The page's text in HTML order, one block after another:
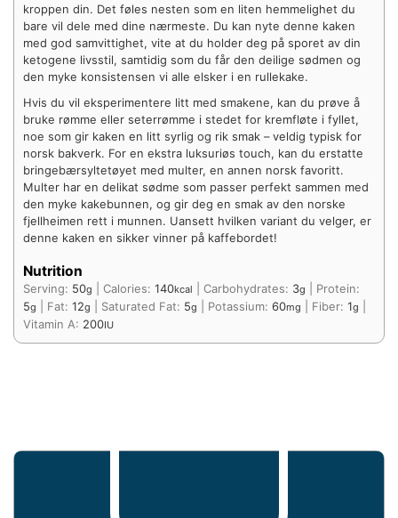
kroppen din. Det føles nesten som en liten hemmelighet du
bare vil dele med dine nærmeste. Du kan nyte denne kaken
med god samvittighet, vite at du holder deg på sporet av din
ketogene livsstil, samtidig som du får den deilige sødmen og
den myke konsistensen vi alle elsker i en rullekake.
Hvis du vil eksperimentere litt med smakene, kan du prøve å
bruke rømme eller seterrømme i stedet for kremfløte i fyllet,
noe som gir kaken en litt syrlig og rik smak – veldig typisk for
norsk bakverk. For en ekstra luksuriøs touch, kan du erstatte
bringebærsyltetøyet med multer, en annen norsk favoritt.
Multer har en delikat sødme som passer perfekt sammen med
den myke kakebunnen, og gir deg en smak av den norske
fjellheimen rett i munnen. Uansett hvilken variant du velger, er
denne kaken en sikker vinner på kaffebordet!
Nutrition
Serving: 50g Calories: 140kcal Carbohydrates: 3g
Protein:
5g Fat: 12g Saturated Fat: 5g Potassium: 60mg Fiber: 1g
Vitamin A: 200IU